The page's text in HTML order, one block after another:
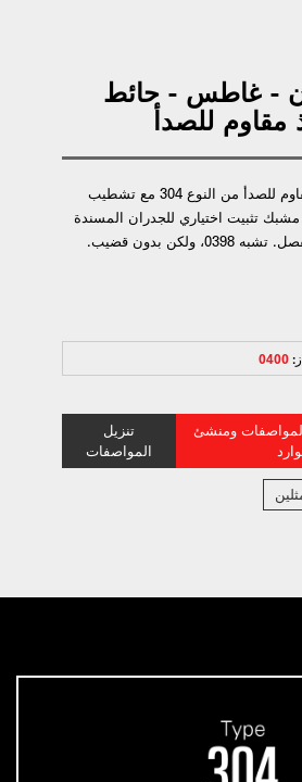
- غاطس - حائط
مقاوم للصدأ
وحدة من الفولاذ المقاوم للصدأ من النوع 304 مع تشطيب
تثبيت اختياري للجدران المسندة
ولكن بدون قضيب.
0400
ومنشئ
تنزيل
المواصفات